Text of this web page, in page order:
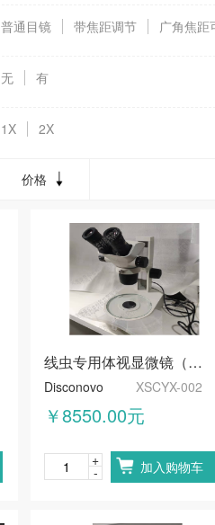
普通目镜 带焦距调节 广角焦距
无 有
1X 2X
价格
线虫专用体视显微镜（XSC-LM1）
Disconovo XSCYX-002
￥8550.00元
-
+ 加入购物车